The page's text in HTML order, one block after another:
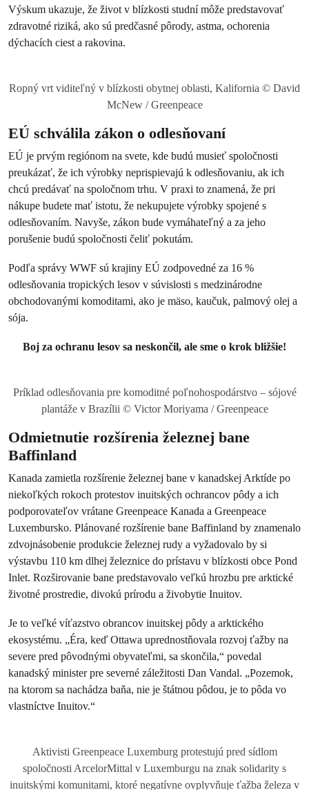
Výskum ukazuje, že život v blízkosti studní môže predstavovať
zdravotné riziká, ako sú predčasné pôrody, astma, ochorenia
dýchacích ciest a rakovina.
Ropný vrt viditeľný v blízkosti obytnej oblasti, Kalifornia © David
McNew / Greenpeace
EÚ schválila zákon o odlesňovaní
EÚ je prvým regiónom na svete, kde budú musieť spoločnosti
preukázať, že ich výrobky neprispievajú k odlesňovaniu, ak ich
chcú predávať na spoločnom trhu. V praxi to znamená, že pri
nákupe budete mať istotu, že nekupujete výrobky spojené s
odlesňovaním. Navyše, zákon bude vymáhateľný a za jeho
porušenie budú spoločnosti čeliť pokutám.
Podľa správy WWF sú krajiny EÚ zodpovedné za 16 %
odlesňovania tropických lesov v súvislosti s medzinárodne
obchodovanými komoditami, ako je mäso, kaučuk, palmový olej a
sója.
Boj za ochranu lesov sa neskončil, ale sme o krok bližšie!
Príklad odlesňovania pre komoditné poľnohospodárstvo – sójové
plantáže v Brazílii © Victor Moriyama / Greenpeace
Odmietnutie rozšírenia železnej bane
Baffinland
Kanada zamietla rozšírenie železnej bane v kanadskej Arktíde po
niekoľkých rokoch protestov inuitských ochrancov pôdy a ich
podporovateľov vrátane Greenpeace Kanada a Greenpeace
Luxembursko. Plánované rozšírenie bane Baffinland by znamenalo
zdvojnásobenie produkcie železnej rudy a vyžadovalo by si
výstavbu 110 km dlhej železnice do prístavu v blízkosti obce Pond
Inlet. Rozširovanie bane predstavovalo veľkú hrozbu pre arktické
životné prostredie, divokú prírodu a živobytie Inuitov.
Je to veľké víťazstvo obrancov inuitskej pôdy a arktického
ekosystému. „Éra, keď Ottawa uprednostňovala rozvoj ťažby na
severe pred pôvodnými obyvateľmi, sa skončila,“ povedal
kanadský minister pre severné záležitosti Dan Vandal. „Pozemok,
na ktorom sa nachádza baňa, nie je štátnou pôdou, je to pôda vo
vlastníctve Inuitov.“
Aktivisti Greenpeace Luxemburg protestujú pred sídlom
spoločnosti ArcelorMittal v Luxemburgu na znak solidarity s
inuitskými komunitami, ktoré negatívne ovplyvňuje ťažba železa v